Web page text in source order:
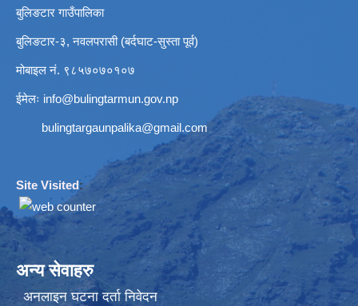
बुलिङटार गाउँपालिका
बुलिङटार-३, नवलपरासी (बर्दघाट-सुस्ता पूर्व)
मोबाइल नं. ९८५७०७०१०७
ईमेलः info@bulingtarmun.gov.np
bulingtargaunpalika@gmail.com
Site Visited:
अन्य सेवाहरु
अनलाइन घटना दर्ता निवेदन